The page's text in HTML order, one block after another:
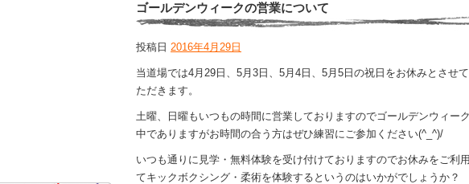
ゴールデンウィークの営業について
投稿日 2016年4月29日
当道場では4月29日、5月3日、5月4日、5月5日の祝日をお休みとさせ
ただきます。
土曜、日曜もいつもの時間に営業しておりますのでゴールデンウィー
中でありますがお時間の合う方はぜひ練習にご参加ください(^_^)/
いつも通りに見学・無料体験を受け付けておりますのでお休みをご利
てキックボクシング・柔術を体験するというのはいかがでしょうか？